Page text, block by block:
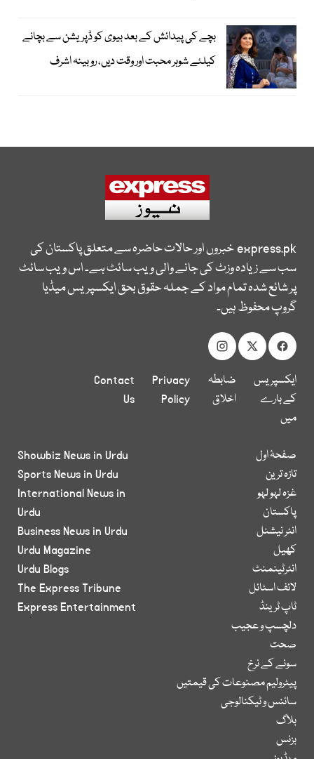
بچے کی پیدائش کے بعد بیوی کو ڈپریشن سے بچانے
کیلئے شوہر محبت اور وقت دیں، روبینہ اشرف
express.pkخبروں اور حالات حاضرہ سے متعلق پاکستان کی
سب سے زیادہ وزٹ کی جانے والی ویب سائٹ ہے۔ اس ویب سائٹ
پر شائع شدہ تمام مواد کے جملہ حقوق بحق ایکسپریس میڈیا
گروپ محفوظ ہیں۔
ایکسپریس
کے بارے
میں
ضابطہ
اخلاق
Privacy
Policy
Contact
Us
صفحۂ اول
تازہ ترین
غزہ لہو لہو
پاکستان
انٹر نیشنل
کھیل
انٹرٹینمنٹ
لائف اسٹائل
ٹاپ ٹرینڈ
دلچسپ و عجیب
صحت
سونے کے نرخ
پیٹرولیم مصنوعات کی قیمتیں
سائنس و ٹیکنالوجی
بلاگ
بزنس
Showbiz News in Urdu
Sports News in Urdu
International News in
Urdu
Business News in Urdu
Urdu Magazine
Urdu Blogs
The Express Tribune
Express Entertainment